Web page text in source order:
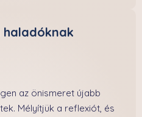
az önismeret újabb
Mélyítjük a reflexiót, és